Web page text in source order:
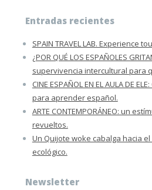
Entradas recientes
SPAIN TRAVEL LAB. Experience
¿POR QUÉ LOS ESPAÑOLES
supervivencia intercultural para
CINE ESPAÑOL EN EL AULA DE
para aprender español.
ARTE CONTEMPORÁNEO: un
revueltos.
Un Quijote woke cabalga hacia
ecológico.
Newsletter